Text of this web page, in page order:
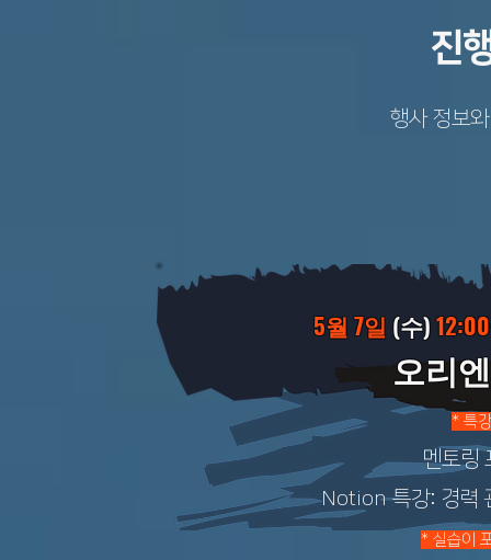
진
행사 정보
5월 7일(수)
오리
* 특
멘토링
Notion 특강: 경력
* 실습이